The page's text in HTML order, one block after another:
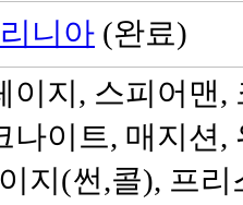
니아 (완료)
이지, 스피어맨
나이트, 매지션
지(썬,콜), 프